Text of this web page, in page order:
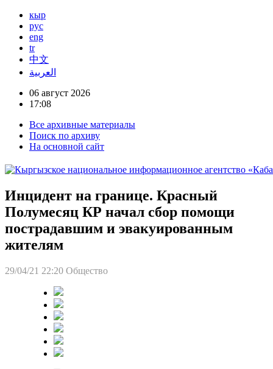
кыр
рус
eng
tr
中文
العربية
06 август 2026
17:08
Все архивные материалы
Поиск по архиву
На основной сайт
Инцидент на границе. Красный
Полумесяц КР начал сбор помощи
пострадавшим и эвакуированным
жителям
29/04/21 22:20 Общество